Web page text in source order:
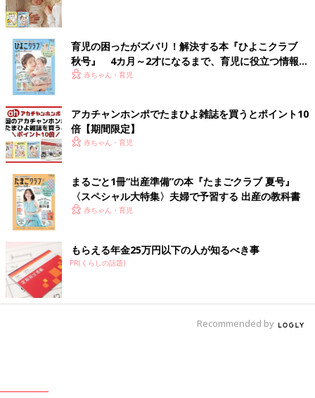
育児の困ったがズバリ！解決する本『ひよこクラブ
秋号』 4カ月～2才になるまで、育児に役立つ情報が
いっぱい！
赤ちゃん・育児
アカチャンホンポでたまひよ雑誌を買うとポイント10
倍【期間限定】
赤ちゃん・育児
まるごと1冊“出産準備”の本『たまごクラブ 夏号』
〈スペシャル大特集〉夫婦で予習する 出産の教科書
赤ちゃん・育児
もらえる年金25万円以下の人が知るべき事
PR(くらしの話題)
Recommended by